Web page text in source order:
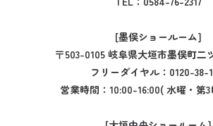
[墨俣ショールーム]
〒503-0105 岐阜県大垣市墨俣町二
フリーダイヤル： 0120-38-
営業時間：10:00-16:00( 水曜・第